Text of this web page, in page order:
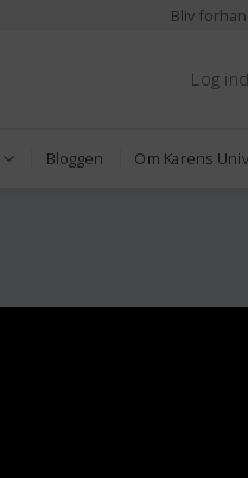
Bliv
Log
Bloggen Om Karens